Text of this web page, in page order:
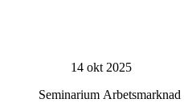
14 okt 2025
Seminarium Arbetsmarknad